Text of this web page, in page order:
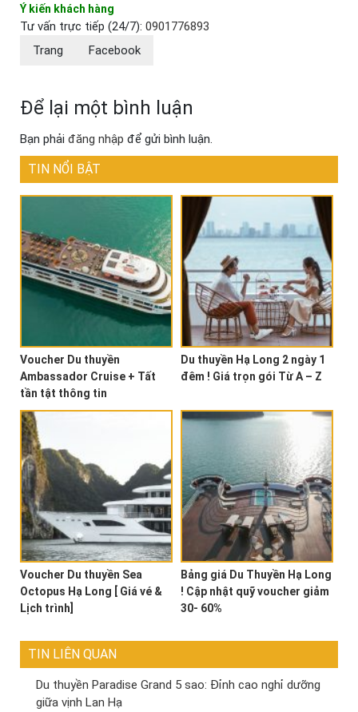
Ý kiến khách hàng
Tư vấn trực tiếp (24/7): 0901776893
Trang
Facebook
Để lại một bình luận
Bạn phải đăng nhập để gửi bình luận.
TIN NỔI BẬT
Voucher Du thuyền
Ambassador Cruise + Tất
tần tật thông tin
Du thuyền Hạ Long 2 ngày 1
đêm ! Giá trọn gói Từ A – Z
Voucher Du thuyền Sea
Octopus Hạ Long [ Giá vé &
Lịch trình]
Bảng giá Du Thuyền Hạ Long
! Cập nhật quỹ voucher giảm
30- 60%
TIN LIÊN QUAN
Du thuyền Paradise Grand 5 sao: Đỉnh cao nghỉ dưỡng
giữa vịnh Lan Hạ